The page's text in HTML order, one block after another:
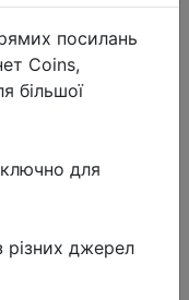
Station Pd
Battery
Xiaomi
посилань
Coins,
більшої
для
джерел